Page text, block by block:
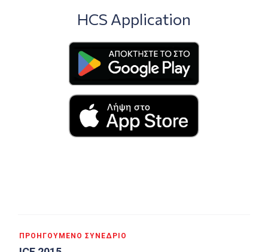
HCS Application
ΠΡΟΗΓΟΎΜΕΝΟ ΣΥΝΈΔΡΙΟ